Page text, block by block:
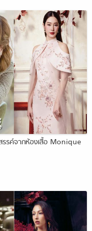
รค์จากห้องเสื้อ Monique